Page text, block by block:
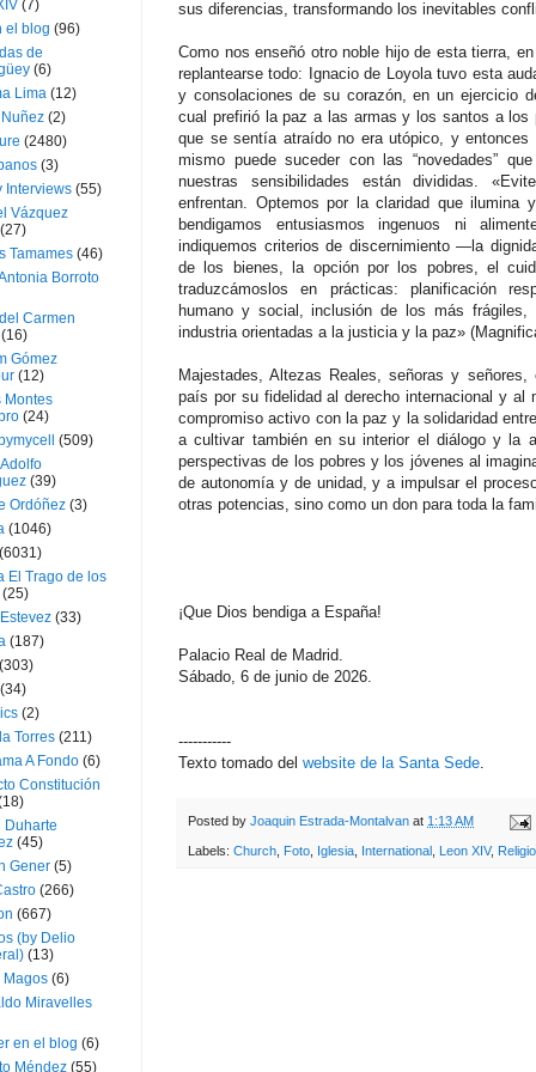
sus diferencias, transformando los inevitables
Como nos enseñó otro noble hijo de esta tierra,
replantearse todo: Ignacio de Loyola tuvo esta
y consolaciones de su corazón, en un ejercicio
cual prefirió la paz a las armas y los santos a los
que se sentía atraído no era utópico, y
mismo puede suceder con las “novedades”
nuestras sensibilidades están divididas.
enfrentan. Optemos por la claridad que ilumina
bendigamos entusiasmos ingenuos ni
indiquemos criterios de discernimiento —la
de los bienes, la opción por los pobres, el
traduzcámoslos en prácticas: planificación
humano y social, inclusión de los más frágiles,
industria orientadas a la justicia y la paz»
Majestades, Altezas Reales, señoras y
país por su fidelidad al derecho internacional y al
compromiso activo con la paz y la solidaridad
a cultivar también en su interior el diálogo y la
perspectivas de los pobres y los jóvenes al
de autonomía y de unidad, y a impulsar el
otras potencias, sino como un don para toda la
¡Que Dios bendiga a España!
Palacio Real de Madrid.
Sábado, 6 de junio de 2026.
-----------
Texto tomado del website de la Santa Sede.
Posted by Joaquin Estrada-Montalvan at 1:13 AM
Labels: Church Foto Iglesia International Leon XIV,
(7)
el blog (96)
de
(6)
Lima (12)
(2)
(2480)
(3)
Interviews (55)
Vázquez
(27)
Tamames (46)
Borroto
Carmen
(16)
Gómez
(12)
Montes
(24)
(509)
(39)
Ordóñez (3)
(1046)
(6031)
El Trago de los
(25)
(33)
(187)
(303)
(34)
(2)
Torres (211)
A Fondo (6)
Constitución
Duharte
(45)
Gener (5)
(266)
(667)
(by Delio
(13)
Magos (6)
Miravelles
en el blog (6)
Méndez (55)